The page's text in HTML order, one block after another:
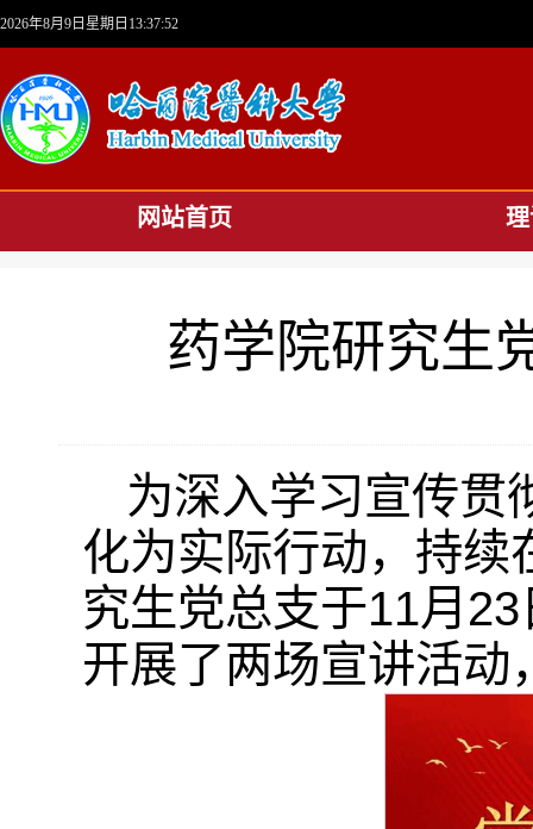
2026年8月9日星期日13:37:53
网站首页
药学院研究生
为深入学习宣传贯
化为实际行动，持续
究生党总支于11月
开展了两场宣讲活动